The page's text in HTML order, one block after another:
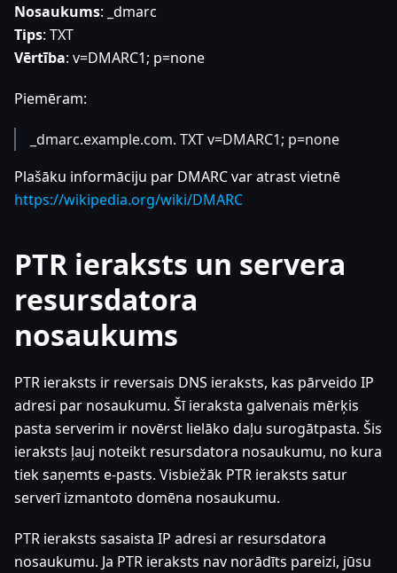
Nosaukums: _dmarc
Tips: TXT
Vērtība: v=DMARC1; p=none
Piemēram:
_dmarc.example.com. TXT v=DMARC1; p=none
Plašāku informāciju par DMARC var atrast vietnē
https://wikipedia.org/wiki/DMARC
PTR ieraksts un servera
resursdatora
nosaukums
PTR ieraksts ir reversais DNS ieraksts, kas pārveido IP
adresi par nosaukumu. Šī ieraksta galvenais mērķis
pasta serverim ir novērst lielāko daļu surogātpasta. Šis
ieraksts ļauj noteikt resursdatora nosaukumu, no kura
tiek saņemts e-pasts. Visbiežāk PTR ieraksts satur
serverī izmantoto domēna nosaukumu.
PTR ieraksts sasaista IP adresi ar resursdatora
nosaukumu. Ja PTR ieraksts nav norādīts pareizi, jūsu